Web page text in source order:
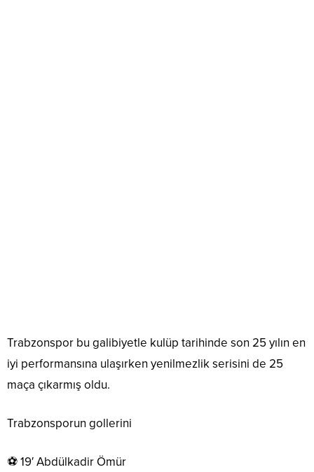
Trabzonspor bu galibiyetle kulüp tarihinde son 25 yılın en
iyi performansına ulaşırken yenilmezlik serisini de 25
maça çıkarmış oldu.
Trabzonsporun gollerini
⚽ 19′ Abdülkadir Ömür